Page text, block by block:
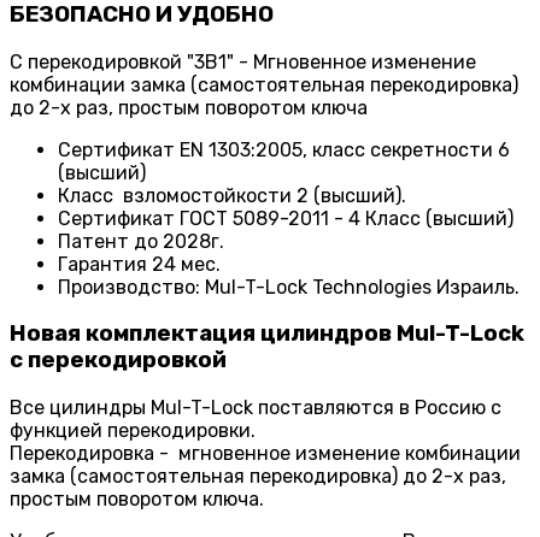
БЕЗОПАСНО И УДОБНО
С перекодировкой "3В1" - Мгновенное изменение
комбинации замка (самостоятельная перекодировка)
до 2-х раз, простым поворотом ключа
Сертификат EN 1303:2005, класс секретности 6
(высший)
Класс взломостойкости 2 (высший).
Сертификат ГОСТ 5089-2011 - 4 Класс (высший)
Патент до 2028г.
Гарантия 24 мес.
Производство: Mul-T-Lock Technologies Израиль.
Новая комплектация цилиндров Mul-T-Lock
c перекодировкой
Все цилиндры Mul-T-Lock поставляются в Россию с
функцией перекодировки.
Перекодировка - мгновенное изменение комбинации
замка (самостоятельная перекодировка) до 2-х раз,
простым поворотом ключа.